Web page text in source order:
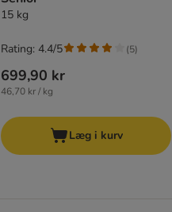
15 kg
699,90 kr
46,70 kr / kg
Rating: 4.4/5 (5)
Læg i kurv